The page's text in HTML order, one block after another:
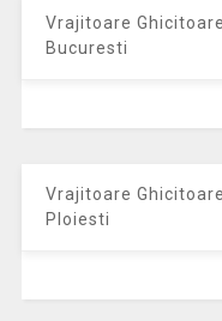
Vrajitoare
Bucuresti
Vrajitoare
Ploiesti